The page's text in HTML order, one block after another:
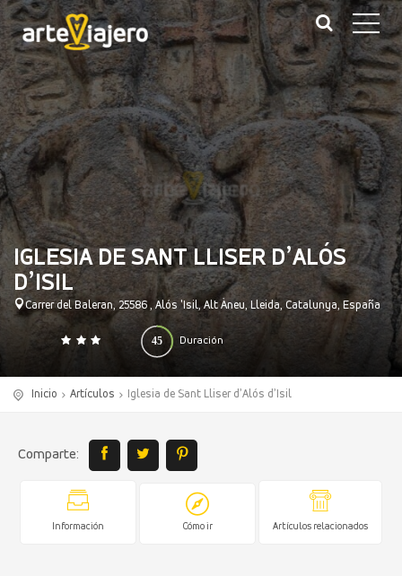
IGLESIA DE SANT LLISER D’ALÓS
D’ISIL
Carrer del Baleran, 25586 , Alós 'Isil, Alt Àneu, Lleida, Catalunya, España
Duración
45
0 140
Inicio Artículos Iglesia de Sant Lliser d’Alós d’Isil
Comparte:
Información Cómo ir Artículos relacionados